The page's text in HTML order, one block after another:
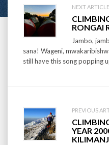
Post
navigation
NEXT
RONGAI
Jambo,
sana! Wageni,
still have this song popping
PREVIOUS
YEAR